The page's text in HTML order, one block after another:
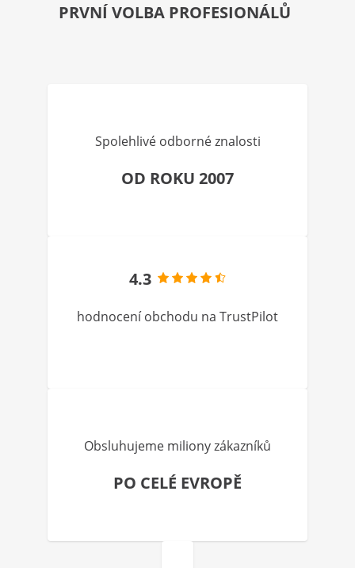
PRVNÍ VOLBA PROFESIONÁLŮ
Spolehlivé odborné znalosti
OD ROKU 2007
4.3
hodnocení obchodu na TrustPilot
Obsluhujeme miliony zákazníků
PO CELÉ EVROPĚ